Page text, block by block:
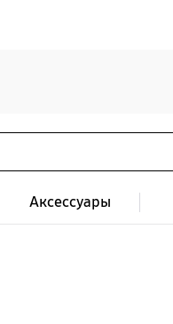
Аксессуары